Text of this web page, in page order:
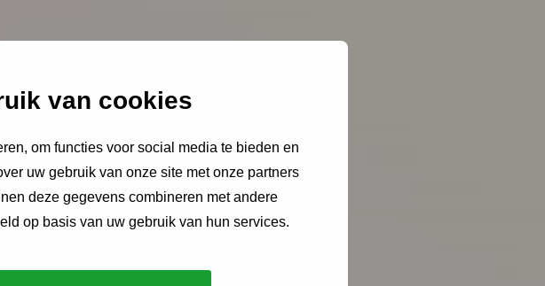
van cookies
om functies voor social media te bieden en
uw gebruik van onze site met onze partners
deze gegevens combineren met andere
op basis van uw gebruik van hun services.